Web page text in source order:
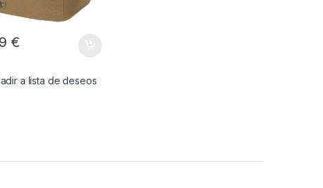
€
a lista de deseos